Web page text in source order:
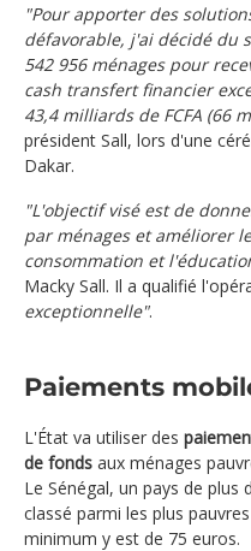
"Pour apporter des
défavorable, j'ai décidé du
542 956 ménages pour
cash transfert financier
43,4 milliards de FCFA (66
président Sall, lors d'une
Dakar.
"L'objectif visé est de
par ménages et améliorer
consommation et
Macky Sall. Il a qualifié
exceptionnelle".
Paiements
L'État va utiliser des
de fonds aux ménages
Le Sénégal, un pays de
classé parmi les plus
minimum y est de 75 euros.